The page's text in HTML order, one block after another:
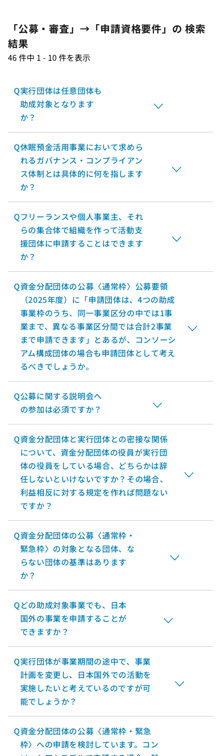
「公募・審査」→「申請資格要件」の 検索
結果
46 件中 1 - 10 件を表示
Q実行団体は任意団体も
助成対象となります
か？
Q休眠預金活用事業において求めら
れるガバナンス・コンプライアン
ス体制とは具体的に何を指します
か？
Qフリーランスや個人事業主、それ
らの集合体で組織を作って活動支
援団体に申請することはできます
か？
Q資金分配団体の公募〈通常枠〉公募要領
（2025年度）に「申請団体は、4つの助成
事業枠のうち、同一事業区分の中では1事
業まで、異なる事業区分間では合計2事業
まで申請できます」とあるが、コンソーシ
アム構成団体の場合も申請団体として考え
るべきでしょうか。
Q公募に関する説明会へ
の参加は必須ですか？
Q資金分配団体と実行団体との密接な関係
について、資金分配団体の役員が実行団
体の役員をしている場合、どちらかは辞
任しないといけないですか？その場合、
利益相反に対する規定を作れば問題ない
ですか？
Q資金分配団体の公募〈通常枠・
緊急枠〉の対象となる団体、な
らない団体の基準はあります
か？
Qどの助成対象事業でも、日本
国外の事業を申請することが
できますか？
Q実行団体が事業期間の途中で、事業
計画を変更し、日本国外での活動を
実施したいと考えているのですが可
能でしょうか？
Q資金分配団体の公募〈通常枠・緊急
枠〉への申請を検討しています。コン